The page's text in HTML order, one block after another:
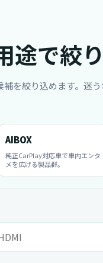
途で絞
を絞り込めます。迷
AIBOX
純正CarPlay対応車で車内エンタ
メを広げる製品群。